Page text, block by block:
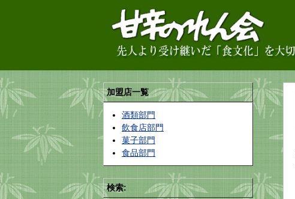
加盟店一覧
酒類部門
飲食店部門
菓子部門
食品部門
検索: